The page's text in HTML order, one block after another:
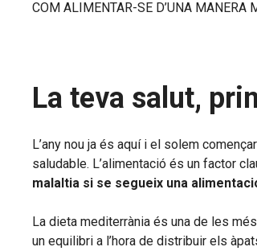
COM ALIMENTAR-SE D’UNA MANERA
La teva salut,
L’any nou ja és aquí i el solem
saludable. L’alimentació és un factor
malaltia si se segueix una
La dieta mediterrània és una de les
un equilibri a l’hora de distribuir els